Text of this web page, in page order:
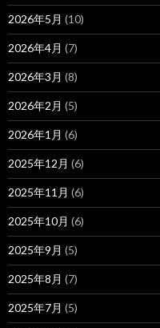
2026年5月 (10)
2026年4月 (7)
2026年3月 (8)
2026年2月 (5)
2026年1月 (6)
2025年12月 (6)
2025年11月 (6)
2025年10月 (6)
2025年9月 (5)
2025年8月 (7)
2025年7月 (5)